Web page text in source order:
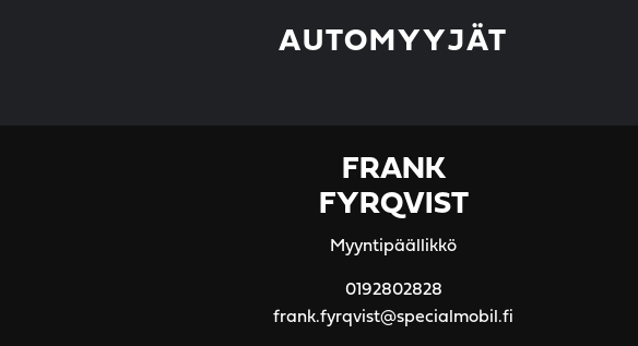
AUTOMYYJÄT
FRANK
FYRQVIST
Myyntipäällikkö
0192802828
frank.fyrqvist@specialmobil.fi